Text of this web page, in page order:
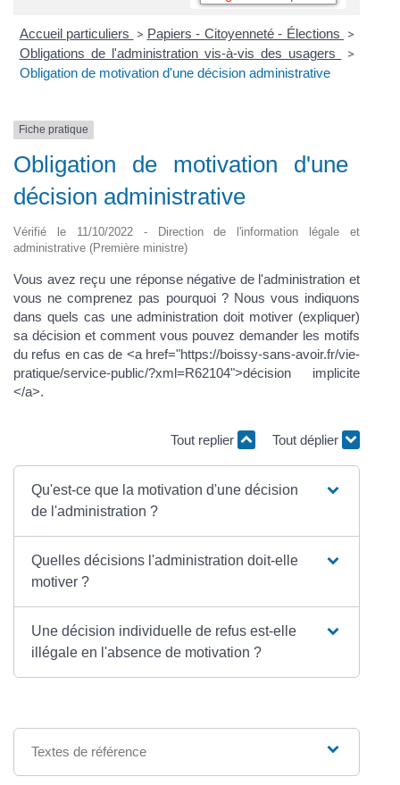
Accueil particuliers > Papiers - Citoyenneté - Élections >
Obligations de l'administration vis-à-vis des usagers >
Obligation de motivation d'une décision administrative
Fiche pratique
Obligation de motivation d'une
décision administrative
Vérifié le 11/10/2022 - Direction de l'information légale et
administrative (Première ministre)
Vous avez reçu une réponse négative de l'administration et
vous ne comprenez pas pourquoi ? Nous vous indiquons
dans quels cas une administration doit motiver (expliquer)
sa décision et comment vous pouvez demander les motifs
du refus en cas de <a href="https://boissy-sans-avoir.fr/vie-
pratique/service-public/?xml=R62104">décision implicite
</a>.
Tout replier Tout déplier
Qu'est-ce que la motivation d'une décision
de l'administration ?
Quelles décisions l'administration doit-elle
motiver ?
Une décision individuelle de refus est-elle
illégale en l'absence de motivation ?
Textes de référence